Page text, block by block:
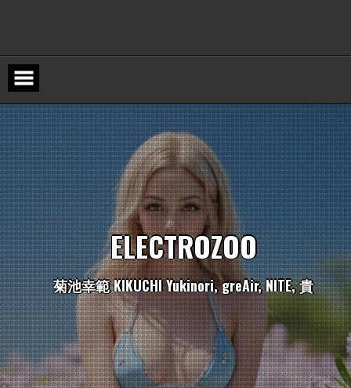
ELECTROZOO
菊池幸範KIKUCHIYukinori,greAir,NITE,貴